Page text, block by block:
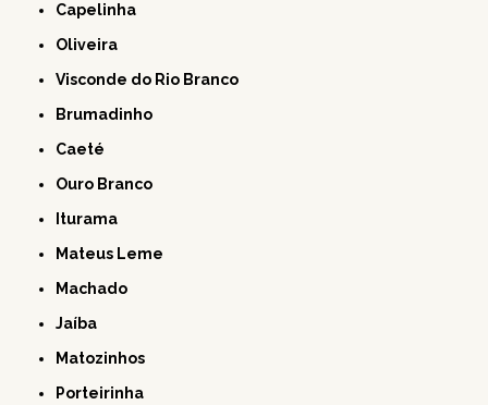
Capelinha
Oliveira
Visconde do Rio Branco
Brumadinho
Caeté
Ouro Branco
Iturama
Mateus Leme
Machado
Jaíba
Matozinhos
Porteirinha